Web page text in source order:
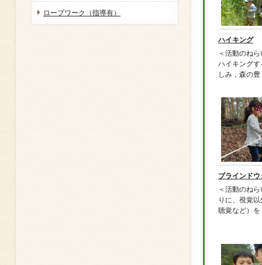
ハイキング
＜活動のね
ハイキング
しみ，森の豊
ブラインド
＜活動のね
りに、視覚
聴覚など）を
ロープワーク（指導有）